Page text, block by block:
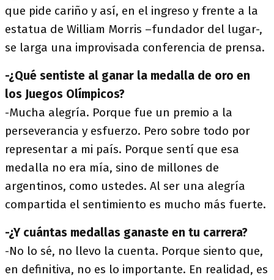
que pide cariño y así, en el ingreso y frente a la
estatua de William Morris –fundador del lugar-,
se larga una improvisada conferencia de prensa.
-¿Qué sentiste al ganar la medalla de oro en
los Juegos Olímpicos?
-Mucha alegría. Porque fue un premio a la
perseverancia y esfuerzo. Pero sobre todo por
representar a mi país. Porque sentí que esa
medalla no era mía, sino de millones de
argentinos, como ustedes. Al ser una alegría
compartida el sentimiento es mucho más fuerte.
-¿Y cuántas medallas ganaste en tu carrera?
-No lo sé, no llevo la cuenta. Porque siento que,
en definitiva, no es lo importante. En realidad, es